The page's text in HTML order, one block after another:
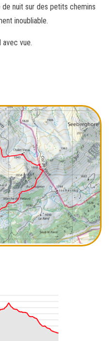
nuit sur des petits chemins
inoubliable.
avec vue.